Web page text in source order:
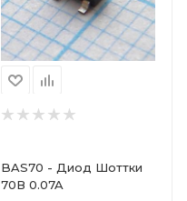
BAS70 - Диод Шоттки
70В 0.07A